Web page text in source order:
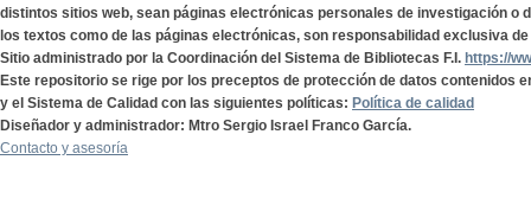
distintos sitios web, sean páginas electrónicas personales de investigación o
los textos como de las páginas electrónicas, son responsabilidad exclusiva
Sitio administrado por la Coordinación del Sistema de Bibliotecas F.I. https://
Este repositorio se rige por los preceptos de protección de datos contenidos
y el Sistema de Calidad con las siguientes políticas: Política de calidad
Diseñador y administrador: Mtro Sergio Israel Franco García.
Contacto y asesoría